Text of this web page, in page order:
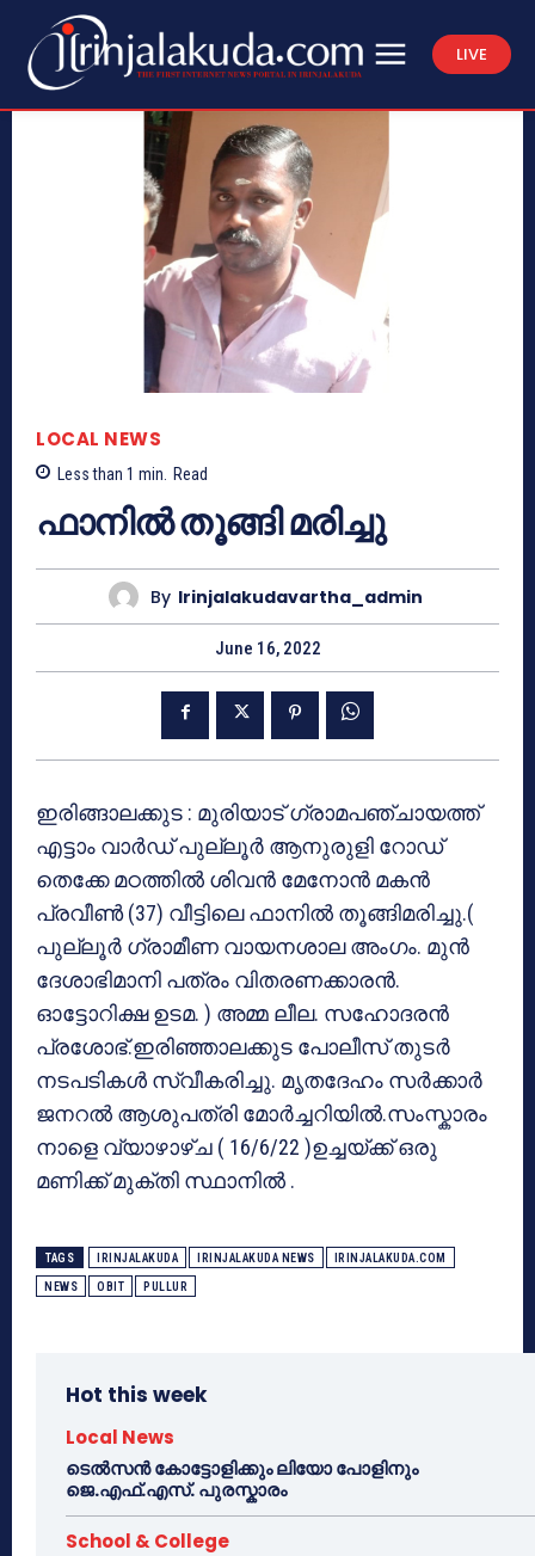
LIVE
LOCAL NEWS
Less than 1 min. Read
ഫാനിൽ തൂങ്ങി മരിച്ചു
By Irinjalakudavartha_admin
June 16, 2022
ഇരിങ്ങാലക്കുട : മുരിയാട് ഗ്രാമപഞ്ചായത്ത്
എട്ടാം വാർഡ് പുല്ലൂർ ആനുരുളി റോഡ്
തെക്കേ മഠത്തിൽ ശിവൻ മേനോൻ മകൻ
പ്രവീൺ (37) വീട്ടിലെ ഫാനിൽ തൂങ്ങിമരിച്ചു.(
പുല്ലൂർ ഗ്രാമീണ വായനശാല അംഗം. മുൻ
ദേശാഭിമാനി പത്രം വിതരണക്കാരൻ.
ഓട്ടോറിക്ഷ ഉടമ. ) അമ്മ ലീല. സഹോദരൻ
പ്രശോഭ്.ഇരിഞ്ഞാലക്കുട പോലീസ് തുടർ
നടപടികൾ സ്വീകരിച്ചു. മൃതദേഹം സർക്കാർ
ജനറൽ ആശുപത്രി മോർച്ചറിയിൽ.സംസ്കാരം
നാളെ വ്യാഴാഴ്ച ( 16/6/22 )ഉച്ചയ്ക്ക് ഒരു
മണിക്ക് മുക്തി സ്ഥാനിൽ .
TAGS IRINJALAKUDA IRINJALAKUDA NEWS IRINJALAKUDA.COM
NEWS OBIT PULLUR
Hot this week
Local News
ടെൽസൻ കോട്ടോളിക്കും ലിയോ പോളിനും
ജെ.എഫ്.എസ്. പുരസ്കാരം
School & College